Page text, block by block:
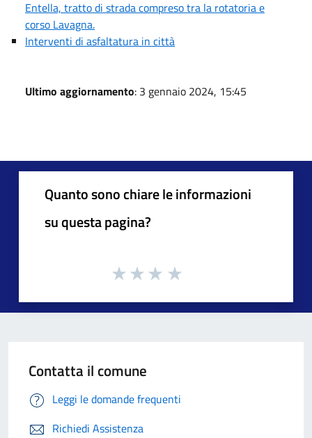
Entella, tratto di strada compreso tra la rotatoria e
corso Lavagna.
Interventi di asfaltatura in città
Ultimo aggiornamento: 3 gennaio 2024, 15:45
Quanto sono chiare le informazioni
su questa pagina?
Contatta il comune
Leggi le domande frequenti
Richiedi Assistenza